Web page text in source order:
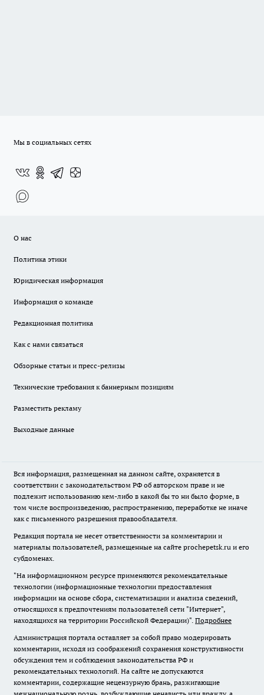
Мы в социальных сетях
О нас
Политика этики
Юридическая информация
Информация о команде
Редакционная политика
Как с нами связаться
Обзорные статьи и пресс-релизы
Технические требования к баннерным позициям
Разместить рекламу
Выходные данные
Вся информация, размещенная на данном сайте, охраняется в
соответствии с законодательством РФ об авторском праве и не
подлежит использованию кем-либо в какой бы то ни было форме, в
том числе воспроизведению, распространению, переработке не иначе
как с письменного разрешения правообладателя.
Редакция портала не несет ответственности за комментарии и
материалы пользователей, размещенные на сайте prochepetsk.ru и его
субдоменах.
"На информационном ресурсе применяются рекомендательные
технологии (информационные технологии предоставления
информации на основе сбора, систематизации и анализа сведений,
относящихся к предпочтениям пользователей сети "Интернет",
находящихся на территории Российской Федерации)". Подробнее
Администрация портала оставляет за собой право модерировать
комментарии, исходя из соображений сохранения конструктивности
обсуждения тем и соблюдения законодательства РФ и
рекомендательных технологий. На сайте не допускаются
комментарии, содержащие нецензурную брань, разжигающие